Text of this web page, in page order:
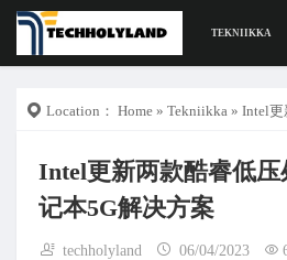
TEKNIIKKA
Location： Home » Tekniikka » Intel更新两
Intel更新两款酷睿低
记本5G解决方案
techholyland 06/04/2023